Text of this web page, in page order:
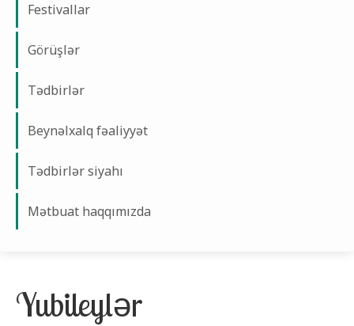
Festivallar
Görüşlər
Tədbirlər
Beynəlxalq fəaliyyət
Tədbirlər siyahı
Mətbuat haqqımızda
Yubileylər